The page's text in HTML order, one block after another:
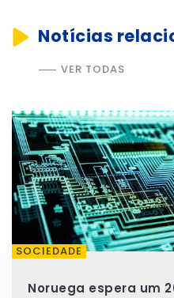
Notícias
VER TODAS
SOCIEDADE
Noruega espera um